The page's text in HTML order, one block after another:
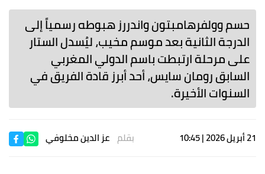
حسم وولفرهامبتون واندررز هبوطه رسمياً إلى
الدرجة الثانية بعد موسم مخيب، ليُسدل الستار
على مرحلة ارتبطت باسم الدولي المغربي
السابق رومان سايس، أحد أبرز قادة الفريق في
السنوات الأخيرة.
21 أبريل 2026 | 10:45 بقلم عز الدين مخلوفي